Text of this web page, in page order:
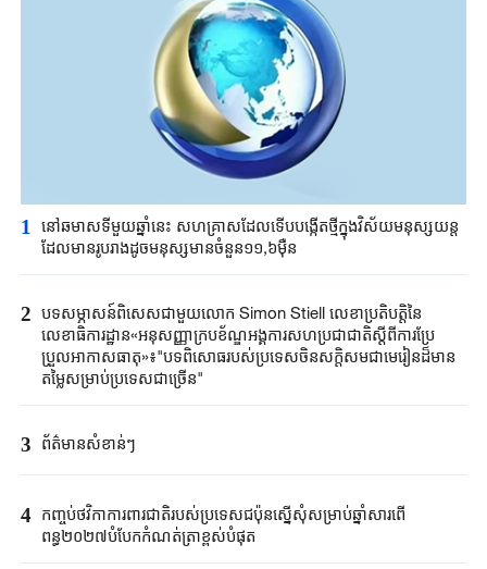
1
នៅឆមាសទីមួយ​ឆ្នាំនេះ ​សហគ្រាសដែល​ទើបបង្កើតថ្មី​ក្នុងវិស័យ​មនុស្សយន្ត​
ដែល​មាន​រូប​រាង​ដូចមនុស្ស​មានចំនួន១១,៦ម៉ឺន​
2 បទសម្ភាសន៍ពិសេសជាមួយលោក Simon Stiell លេខាប្រតិបតិ្តនៃ
លេខាធិការដ្ឋាន«អនុសញ្ញាក្របខ័ណ្ឌអង្គការសហប្រជាជាតិស្តីពីការប្រែ
ប្រួលអាកាសធាតុ»៖"បទពិសោធរបស់ប្រទេសចិនសក្តិសមជាមេរៀនដ៏មាន
តម្លៃសម្រាប់ប្រទេសជាច្រើន"
3 ព័ត៌មានសំខាន់ៗ
4 កញ្ចប់ថវិកាការពារជាតិរបស់ប្រទេសជប៉ុនស្នើសុំសម្រាប់ឆ្នាំសារពើ
ពន្ធ២០២៧បំបែកកំណត់ត្រាខ្ពស់បំផុត